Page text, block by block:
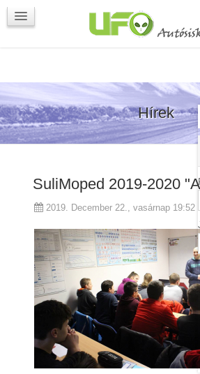
Programok
Hírek
SuliMoped 2019-2020
2019. December 22., vasárnap 19:52